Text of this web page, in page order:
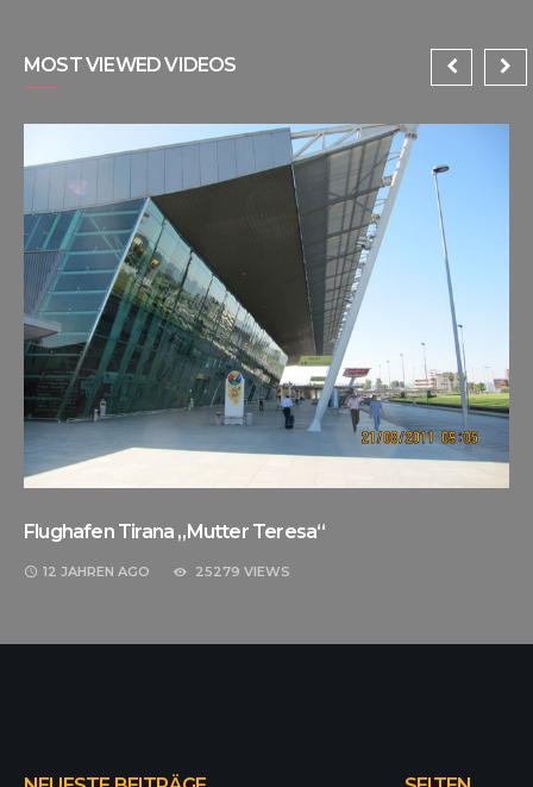
MOST VIEWED VIDEOS
Flughafen Tirana „Mutter Teresa“
12 JAHREN AGO 25279 VIEWS